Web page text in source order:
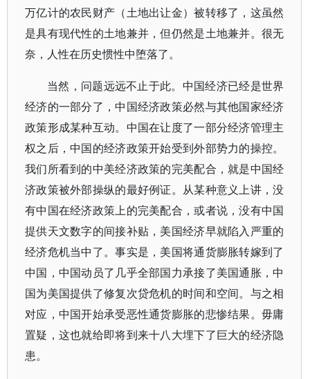
万亿计的农民财产（土地出让金）被转移了，这虽然
是具有现代性的土地兼并，但仍然是土地兼并。很无
奈，人性在历史惯性中堕落了。
当然，问题远远不止于此。中国经济已经是世界
经济的一部分了，中国经济政策必然与其他国家经济
政策形成某种互动。中国在让度了一部分经济管理主
权之后，中国的经济政策开始受到外部势力的操控。
我们所看到的中美经济政策的完美配合，就是中国经
济政策被外部操纵的最好例证。从某种意义上讲，没
有中国在经济政策上的完美配合，或者说，没有中国
提供天文数字的间接补贴，美国经济早就陷入严重的
经济危机当中了。事实是，美国将通货膨胀转嫁到了
中国，中国动员了几乎全部国力承接了美国通胀，中
国为美国提供了修复次贷危机的时间和空间。与之相
对应，中国开始承受恶性通货膨胀的悲惨结果。毋庸
置疑，这也就给即将到来十八大埋下了巨大的经济隐
患。